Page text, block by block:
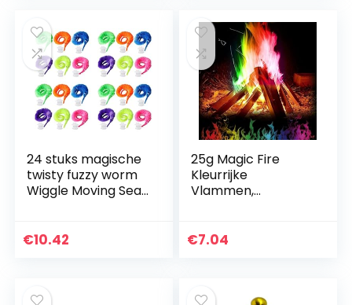
24 stuks magische
twisty fuzzy worm
Wiggle Moving Sea
tovertrucs
€10.42
25g Magic Fire
Kleurrijke
Vlammen,
Outdoor Camping
€7.04